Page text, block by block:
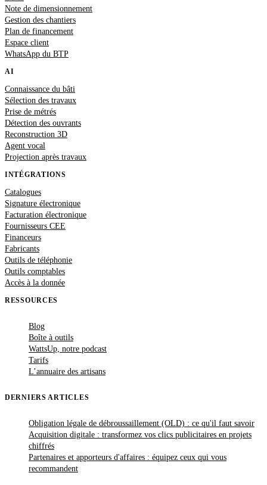
Note de dimensionnement
Gestion des chantiers
Plan de financement
Espace client
WhatsApp du BTP
AI
Connaissance du bâti
Sélection des travaux
Prise de métrés
Détection des ouvrants
Reconstruction 3D
Agent vocal
Projection après travaux
INTÉGRATIONS
Catalogues
Signature électronique
Facturation électronique
Fournisseurs CEE
Financeurs
Fabricants
Outils de téléphonie
Outils comptables
Accès à la donnée
RESSOURCES
Blog
Boîte à outils
WattsUp, notre podcast
Tarifs
L’annuaire des artisans
DERNIERS ARTICLES
Obligation légale de débroussaillement (OLD) : ce qu'il faut savoir
Acquisition digitale : transformez vos clics publicitaires en projets
chiffrés
Partenaires et apporteurs d'affaires : équipez ceux qui vous
recommandent